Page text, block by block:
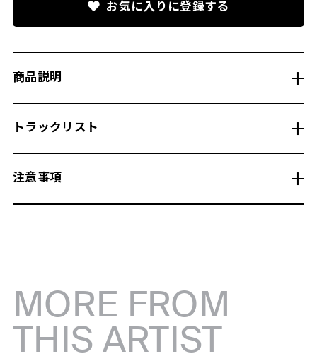
お気に入りに登録する
商品説明
トラックリスト
注意事項
MORE FROM
THIS ARTIST